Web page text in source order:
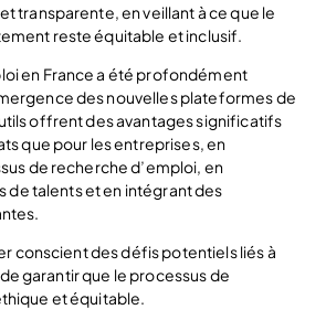
transparente, en veillant à ce que le
reste équitable et inclusif.
en France a été profondément
des nouvelles plateformes de
offrent des avantages significatifs
que pour les entreprises, en
de recherche d’emploi, en
de talents et en intégrant des
conscient des défis potentiels liés à
de garantir que le processus de
et équitable.